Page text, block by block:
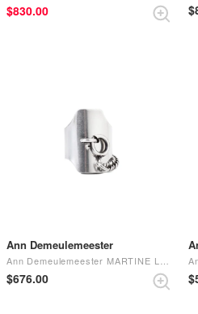
$‌830.00
Ann Demeulemeester
Ann Demeulemeester MARTINE LOCKRING （ANTIQUE SILVER）
$‌676.00